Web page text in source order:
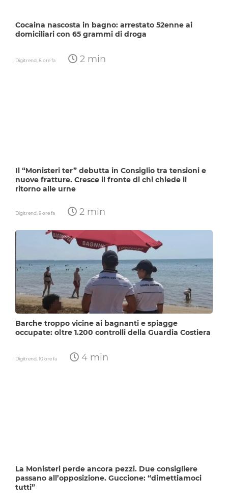
Cocaina nascosta in bagno: arrestato 52enne ai
domiciliari con 65 grammi di droga
Digitrend,8 ore fa 2 min
Il “Monisteri ter” debutta in Consiglio tra tensioni e
nuove fratture. Cresce il fronte di chi chiede il
ritorno alle urne
Digitrend,9 ore fa 2 min
Barche troppo vicine ai bagnanti e spiagge
occupate: oltre 1.200 controlli della Guardia Costiera
Digitrend,10 ore fa 4 min
La Monisteri perde ancora pezzi. Due consigliere
passano all’opposizione. Guccione: “dimettiamoci
tutti”